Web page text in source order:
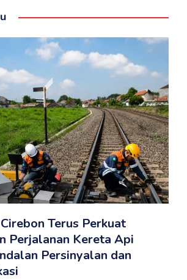
Terus Perkuat
Perjalanan Kereta Api
Persinyalan dan